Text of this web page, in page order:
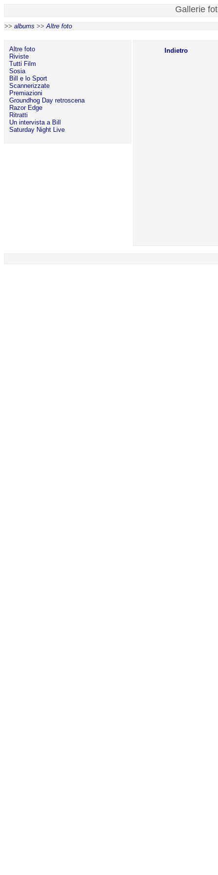
Gallerie
>> albums >>Altre foto
Altre foto
Riviste
Tutti Film
Sosia
Bill e lo Sport
Scannerizzate
Premiazioni
Groundhog Day retroscena
Razor Edge
Ritratti
Un intervista a Bill
Saturday Night Live
Indietro